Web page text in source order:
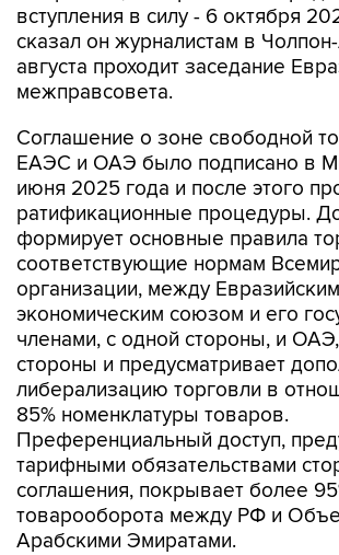
вступления в силу - 6 октября
сказал он журналистам в
августа проходит заседание
межправсовета.
Соглашение о зоне свободной
ЕАЭС и ОАЭ было подписано в
июня 2025 года и после этого
ратификационные процедуры.
формирует основные правила
соответствующие нормам
организации, между Евразийским
экономическим союзом и его
членами, с одной стороны, и
стороны и предусматривает
либерализацию торговли в
85% номенклатуры товаров.
Преференциальный доступ,
тарифными обязательствами
соглашения, покрывает более
товарооборота между РФ и
Арабскими Эмиратами.